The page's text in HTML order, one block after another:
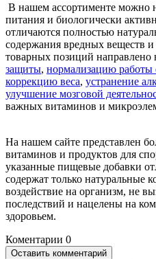
В нашем ассортименте можно
питания и биологически
отличаются полностью
содержания вредных веществ
товарных позиций направлено
защиты, нормализацию работы
коррекцию веса, устранение
улучшение мозговой
важных витаминов и
На нашем сайте представлен
витаминов и продуктов для
указанные пищевые добавки
содержат только натуральные
воздействие на организм, не
последствий и нацелены на
здоровьем.
Коментарии 0
Оставить комментарий